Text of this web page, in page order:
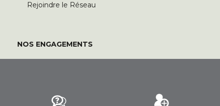
Rejoindre le Réseau
NOS ENGAGEMENTS